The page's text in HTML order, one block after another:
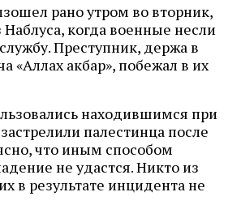
рано утром во вторник,
Наблуса, когда военные несли
Преступник, держа в
«Аллах акбар», побежал в их
находившимся при
палестинца после
что иным способом
не удастся. Никто из
в результате инцидента не